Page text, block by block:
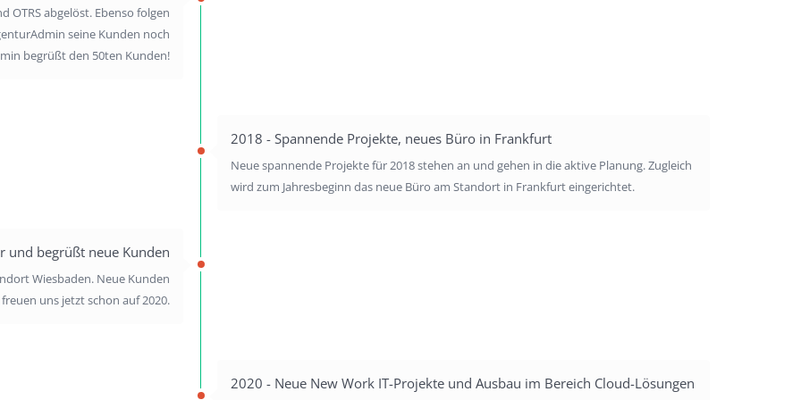
OTRS abgelöst. Ebenso folgen
seine Kunden noch
begrüßt den 50ten Kunden!
2018 - Spannende Projekte, neues Büro in Frankfurt
Neue spannende Projekte für 2018 stehen an und gehen in die aktive Planung. Zugleich
wird zum Jahresbeginn das neue Büro am Standort in Frankfurt eingerichtet.
und begrüßt neue Kunden
Wiesbaden. Neue Kunden
uns jetzt schon auf 2020.
2020 - Neue New Work IT-Projekte und Ausbau im Bereich Cloud-Lösungen